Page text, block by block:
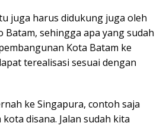
juga harus didukung juga oleh
Batam, sehingga apa yang sudah
Kota Batam ke
terealisasi sesuai dengan
ke Singapura, contoh saja
disana. Jalan sudah kita